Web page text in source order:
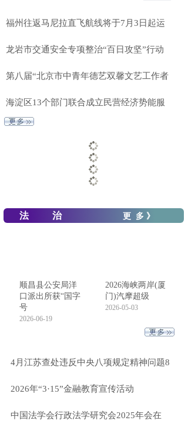
福州往返马尼拉直飞航线将于7月3日起运
龙岩市交通安全专项整治“百日攻坚”行动
第八届“北京市中青年德艺双馨文艺工作者
海淀区13个部门联合成立民营经济势能服
法 治 更 多 》
顺昌县公安局洋
口派出所获“国字
号
2026-06-19
2026海峡两岸(厦
门)汽摩超级
2026-05-03
4月江苏查处违反中央八项规定精神问题8
2026年“3·15”金融教育宣传活动
中国法学会行政法学研究会2025年会在